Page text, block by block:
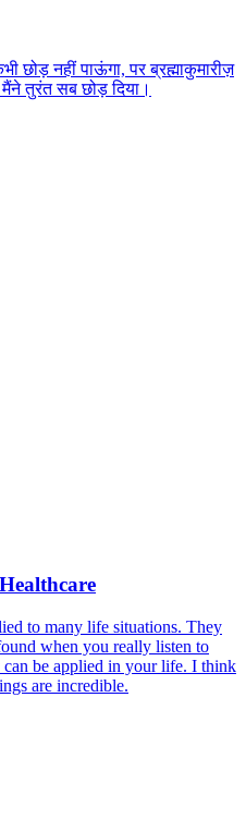
छोड़ नहीं पाऊंगा, पर ब्रह्माकुमारीज़
तुरंत सब छोड़ दिया।
to many life situations. They
when you really listen to
be applied in your life. I think
are incredible.